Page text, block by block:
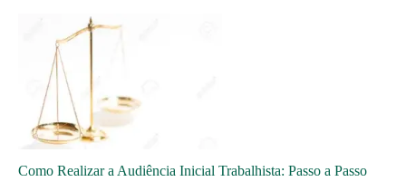
Como Realizar a Audiência Inicial Trabalhista: Passo a Passo